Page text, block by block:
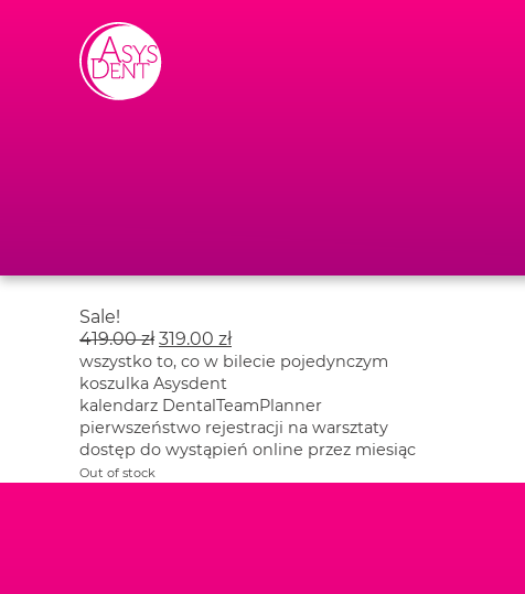
Sale!
419.00zł 319.00 zł
wszystko to, co w bilecie pojedynczym
koszulka Asysdent
kalendarz DentalTeamPlanner
pierwszeństwo rejestracji na warsztaty
dostęp do wystąpień online przez miesiąc
Out of stock